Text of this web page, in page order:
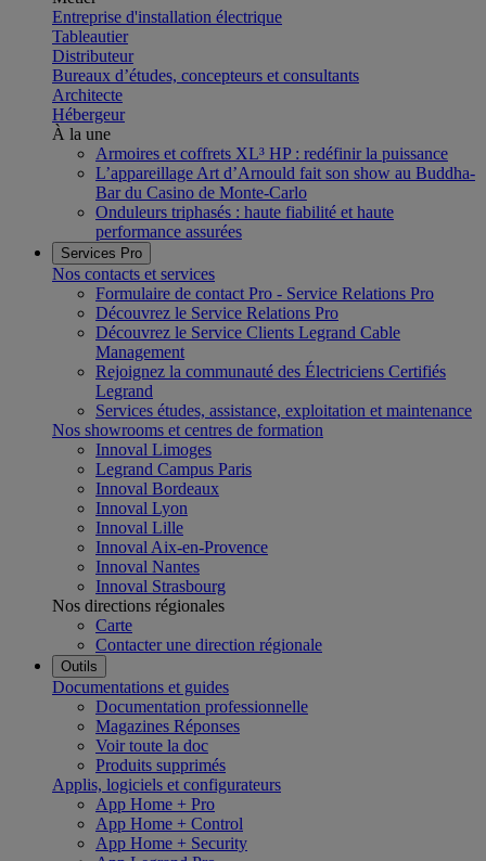
Entreprise d'installation électrique
Tableautier
Distributeur
Bureaux d’études, concepteurs et consultants
Architecte
Hébergeur
À la une
Armoires et coffrets XL³ HP : redéfinir la puissance
L’appareillage Art d’Arnould fait son show au Buddha-
Bar du Casino de Monte-Carlo
Onduleurs triphasés : haute fiabilité et haute
performance assurées
Services Pro
Nos contacts et services
Formulaire de contact Pro - Service Relations Pro
Découvrez le Service Relations Pro
Découvrez le Service Clients Legrand Cable
Management
Rejoignez la communauté des Électriciens Certifiés
Legrand
Services études, assistance, exploitation et maintenance
Nos showrooms et centres de formation
Innoval Limoges
Legrand Campus Paris
Innoval Bordeaux
Innoval Lyon
Innoval Lille
Innoval Aix-en-Provence
Innoval Nantes
Innoval Strasbourg
Nos directions régionales
Carte
Contacter une direction régionale
Outils
Documentations et guides
Documentation professionnelle
Magazines Réponses
Voir toute la doc
Produits supprimés
Applis, logiciels et configurateurs
App Home + Pro
App Home + Control
App Home + Security